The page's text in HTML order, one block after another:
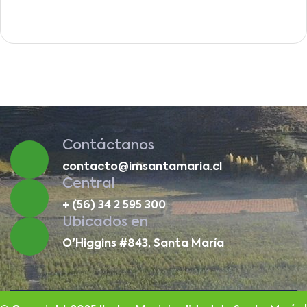
Contáctanos
contacto@imsantamaria.cl
Central
+ (56) 34 2 595 300
Ubicados en
O'Higgins #843, Santa María